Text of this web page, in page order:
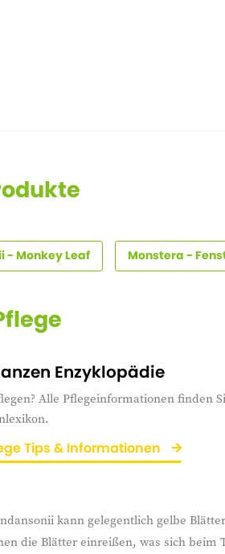
- Monkey Leaf Monstera -
Enzyklopädie
Alle Pflegeinformationen finden
Tips & Informationen
kann gelegentlich gelbe
die Blätter einreißen, was sich beim